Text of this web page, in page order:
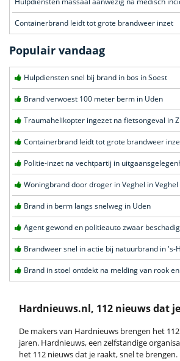
Containerbrand leidt tot grote brandweer inzet
Populair vandaag
Hulpdiensten snel bij brand in bos in Soest
Brand verwoest 100 meter berm in Uden
Traumahelikopter ingezet na fietsongeval in
Politie-inzet na vechtpartij in
Woningbrand door droger in Veghel in Veghel
Brand in berm langs snelweg in Uden
Hardnieuws.nl, 112 nieuws dat
De makers van Hardnieuws brengen het
jaren. Hardnieuws, een zelfstandige
het 112 nieuws dat je raakt, snel te brengen.